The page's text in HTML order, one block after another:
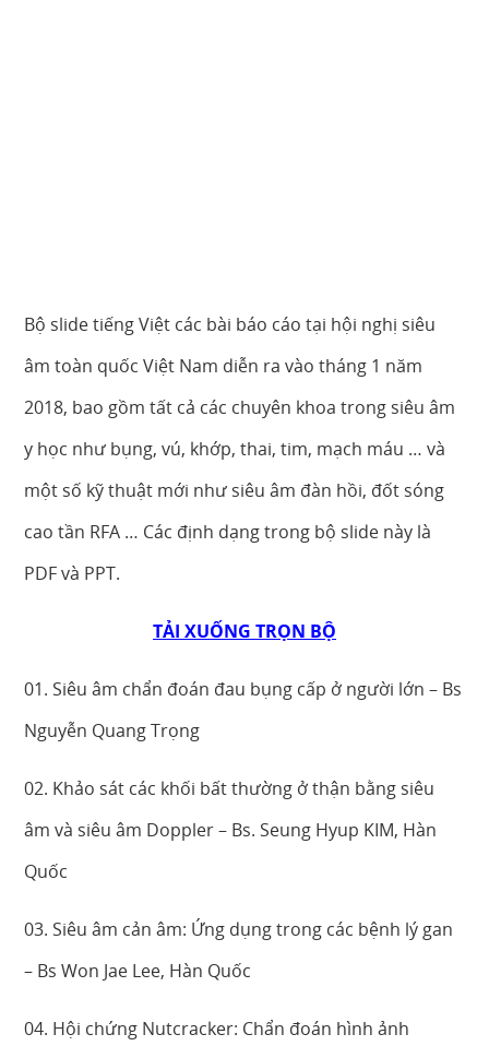
Bộ slide tiếng Việt các bài báo cáo tại hội nghị siêu
âm toàn quốc Việt Nam diễn ra vào tháng 1 năm
2018, bao gồm tất cả các chuyên khoa trong siêu âm
y học như bụng, vú, khớp, thai, tim, mạch máu … và
một số kỹ thuật mới như siêu âm đàn hồi, đốt sóng
cao tần RFA … Các định dạng trong bộ slide này là
PDF và PPT.
TẢI XUỐNG TRỌN BỘ
01. Siêu âm chẩn đoán đau bụng cấp ở người lớn – Bs
Nguyễn Quang Trọng
02. Khảo sát các khối bất thường ở thận bằng siêu
âm và siêu âm Doppler – Bs. Seung Hyup KIM, Hàn
Quốc
03. Siêu âm cản âm: Ứng dụng trong các bệnh lý gan
– Bs Won Jae Lee, Hàn Quốc
04. Hội chứng Nutcracker: Chẩn đoán hình ảnh